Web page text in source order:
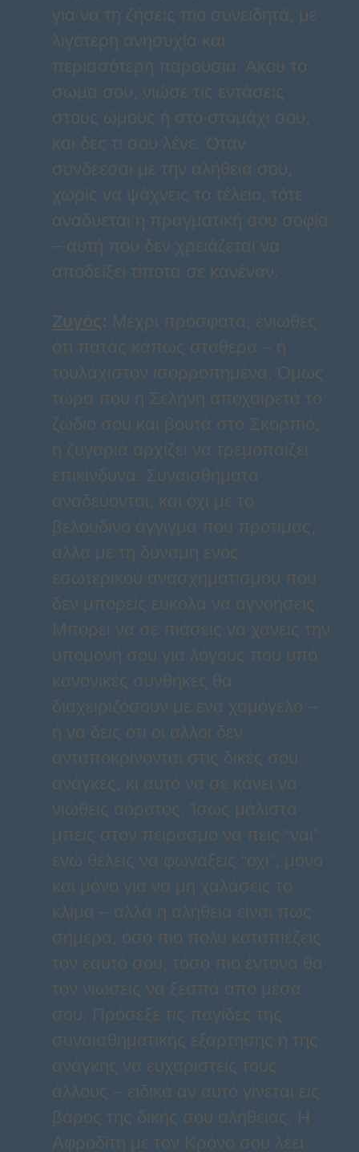
για να τη ζήσεις πιο συνειδητά, με
λιγότερη ανησυχία και
περισσότερη παρουσία. Άκου το
σώμα σου, νιώσε τις εντάσεις
στους ώμους ή στο στομάχι σου,
και δες τι σου λένε. Όταν
συνδέεσαι με την αλήθεια σου,
χωρίς να ψάχνεις το τέλειο, τότε
αναδύεται η πραγματική σου σοφία
– αυτή που δεν χρειάζεται να
αποδείξει τίποτα σε κανέναν.
Ζυγός: Μέχρι πρόσφατα, ένιωθες
ότι πατάς κάπως σταθερά – ή
τουλάχιστον ισορροπημένα. Όμως
τώρα που η Σελήνη αποχαιρετά το
ζώδιό σου και βουτά στο Σκορπιό,
η ζυγαριά αρχίζει να τρεμοπαίζει
επικίνδυνα. Συναισθήματα
αναδεύονται, και όχι με το
βελούδινο άγγιγμα που προτιμάς,
αλλά με τη δύναμη ενός
εσωτερικού ανασχηματισμού που
δεν μπορείς εύκολα να αγνοήσεις.
Μπορεί να σε πιάσεις να χάνεις την
υπομονή σου για λόγους που υπό
κανονικές συνθήκες θα
διαχειριζόσουν με ένα χαμόγελο –
ή να δεις ότι οι άλλοι δεν
ανταποκρίνονται στις δικές σου
ανάγκες, κι αυτό να σε κάνει να
νιώθεις αόρατος. Ίσως μάλιστα
μπεις στον πειρασμό να πεις “ναι”
ενώ θέλεις να φωνάξεις “όχι”, μόνο
και μόνο για να μη χαλάσεις το
κλίμα – αλλά η αλήθεια είναι πως
σήμερα, όσο πιο πολύ καταπιέζεις
τον εαυτό σου, τόσο πιο έντονα θα
τον νιώσεις να ξεσπά από μέσα
σου. Πρόσεξε τις παγίδες της
συναισθηματικής εξάρτησης ή της
ανάγκης να ευχαριστείς τους
άλλους – ειδικά αν αυτό γίνεται εις
βάρος της δικής σου αλήθειας. Η
Αφροδίτη με τον Κρόνο σου λέει